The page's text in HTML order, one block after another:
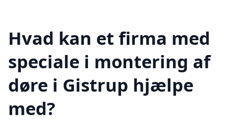
Hvad kan et firma med
speciale i montering af
døre i Gistrup hjælpe
med?